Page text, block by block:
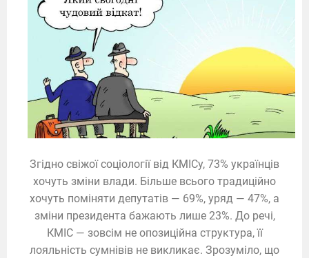
Згідно свіжої соціології від КМІСу, 73% українців
хочуть зміни влади. Більше всього традиційно
хочуть поміняти депутатів — 69%, уряд — 47%, а
зміни президента бажають лише 23%. До речі,
КМІС — зовсім не опозиційна структура, її
лояльність сумнівів не викликає. Зрозуміло, що